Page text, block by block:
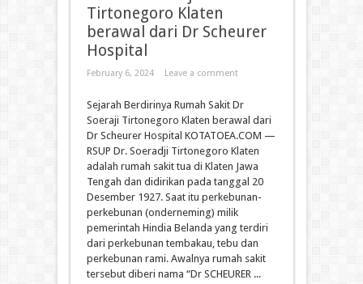
Tirtonegoro Klaten
berawal dari Dr Scheurer
Hospital
February 6, 2024 Leave a comment
Sejarah Berdirinya Rumah Sakit Dr
Soeraji Tirtonegoro Klaten berawal dari
Dr Scheurer Hospital KOTATOEA.COM —
RSUP Dr. Soeradji Tirtonegoro Klaten
adalah rumah sakit tua di Klaten Jawa
Tengah dan didirikan pada tanggal 20
Desember 1927. Saat itu perkebunan-
perkebunan (onderneming) milik
pemerintah Hindia Belanda yang terdiri
dari perkebunan tembakau, tebu dan
perkebunan rami. Awalnya rumah sakit
tersebut diberi nama “Dr SCHEURER ...